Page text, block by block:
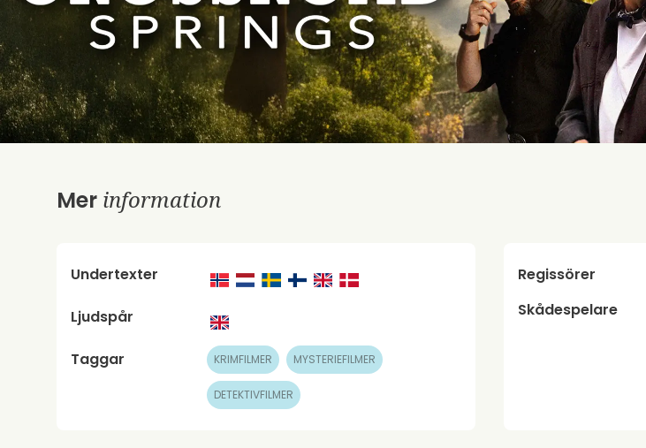
Mer information
Undertexter
Ljudspår
Taggar KRIMFILMER MYSTERIEFILMER
DETEKTIVFILMER
Regissörer
Skådespelare